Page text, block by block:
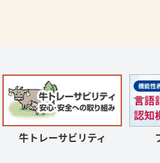
牛トレーサビリティ